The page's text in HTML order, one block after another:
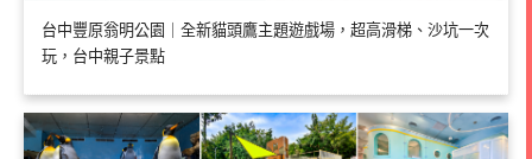
台中豐原翁明公園｜全新貓頭鷹主題遊戲場，超高滑梯、沙坑一次
玩，台中親子景點